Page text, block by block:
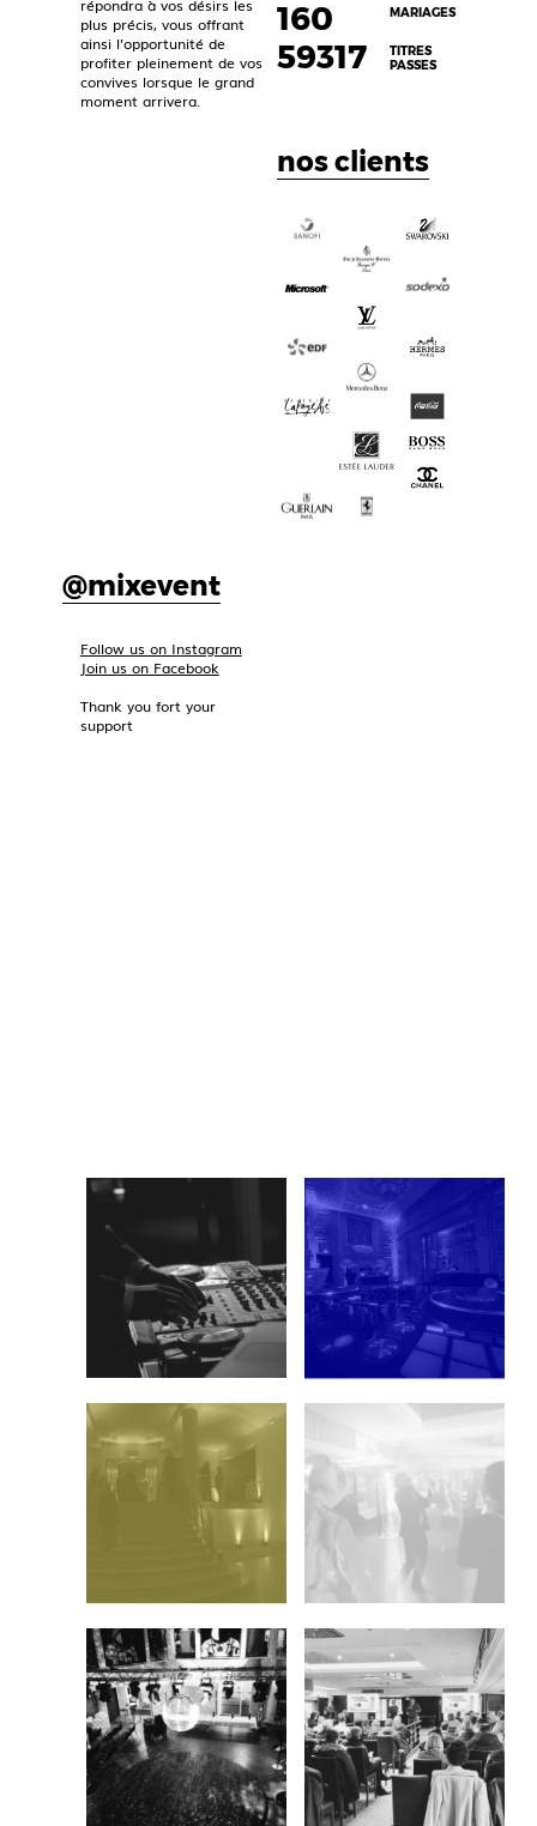
répondra à vos désirs les
plus précis, vous offrant
ainsi l’opportunité de
profiter pleinement de vos
convives lorsque le grand
moment arrivera.
160 MARIAGES
59317
TITRES
PASSES
nos clients
@mixevent
Follow us on Instagram
Join us on Facebook
Thank you fort your
support